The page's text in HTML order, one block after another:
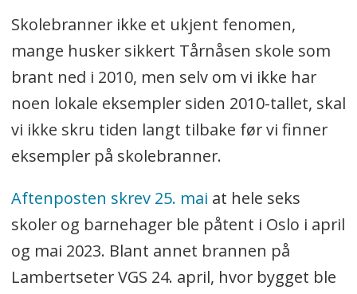
Skolebranner ikke et ukjent fenomen,
mange husker sikkert Tårnåsen skole som
brant ned i 2010, men selv om vi ikke har
noen lokale eksempler siden 2010-tallet, skal
vi ikke skru tiden langt tilbake før vi finner
eksempler på skolebranner.
Aftenposten skrev 25. mai at hele seks
skoler og barnehager ble påtent i Oslo i april
og mai 2023. Blant annet brannen på
Lambertseter VGS 24. april, hvor bygget ble